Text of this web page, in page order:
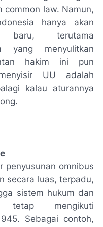
common law. Namun,
hanya akan
baru, terutama
yang menyulitkan
hakim ini pun
UU adalah
kalau aturannya
penyusunan omnibus
secara luas, terpadu,
sistem hukum dan
tetap mengikuti
Sebagai contoh,